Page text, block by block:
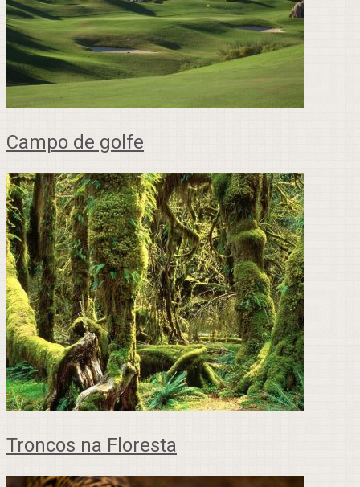
Campo de golfe
Troncos na Floresta